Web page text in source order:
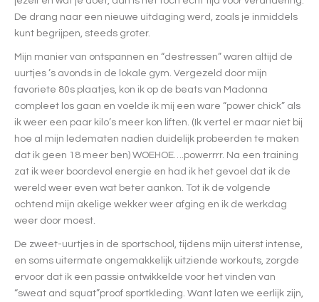
De drang naar een nieuwe uitdaging werd, zoals je inmiddels
kunt begrijpen, steeds groter.
Mijn manier van ontspannen en “destressen” waren altijd de
uurtjes ’s avonds in de lokale gym. Vergezeld door mijn
favoriete 80s plaatjes, kon ik op de beats van Madonna
compleet los gaan en voelde ik mij een ware “power chick” als
ik weer een paar kilo’s meer kon liften. (Ik vertel er maar niet bij
hoe al mijn ledematen nadien duidelijk probeerden te maken
dat ik geen 18 meer ben) WOEHOE….powerrrr. Na een training
zat ik weer boordevol energie en had ik het gevoel dat ik de
wereld weer even wat beter aankon. Tot ik de volgende
ochtend mijn akelige wekker weer afging en ik de werkdag
weer door moest.
De zweet-uurtjes in de sportschool, tijdens mijn uiterst intense,
en soms uitermate ongemakkelijk uitziende workouts, zorgde
ervoor dat ik een passie ontwikkelde voor het vinden van
“sweat and squat”proof sportkleding. Want laten we eerlijk zijn,